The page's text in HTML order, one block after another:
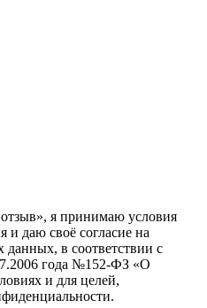
я принимаю условия
и даю своё согласие на
данных, в соответствии с
года №152-ФЗ «О
и для целей,